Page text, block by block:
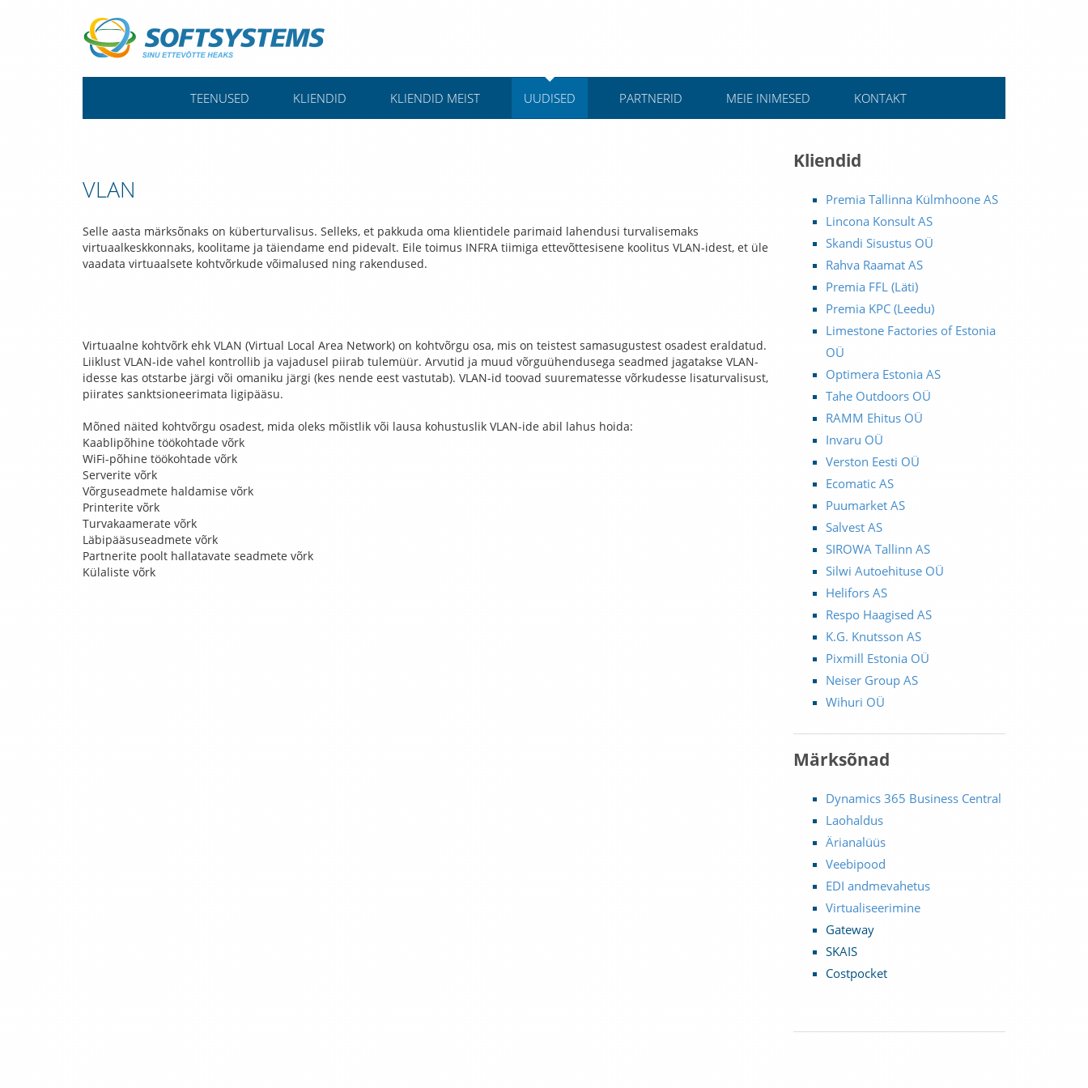
TEENUSED KLIENDID KLIENDID MEIST UUDISED PARTNERID MEIE INIMESED KONTAKT
VLAN
Selle aasta märksõnaks on küberturvalisus. Selleks, et pakkuda oma klientidele parimaid lahendusi turvalisemaks
virtuaalkeskkonnaks, koolitame ja täiendame end pidevalt. Eile toimus INFRA tiimiga ettevõttesisene koolitus VLAN-idest, et üle
vaadata virtuaalsete kohtvõrkude võimalused ning rakendused.
Virtuaalne kohtvõrk ehk VLAN (Virtual Local Area Network) on kohtvõrgu osa, mis on teistest samasugustest osadest eraldatud.
Liiklust VLAN-ide vahel kontrollib ja vajadusel piirab tulemüür. Arvutid ja muud võrguühendusega seadmed jagatakse VLAN-
idesse kas otstarbe järgi või omaniku järgi (kes nende eest vastutab). VLAN-id toovad suurematesse võrkudesse lisaturvalisust,
piirates sanktsioneerimata ligipääsu.
Mõned näited kohtvõrgu osadest, mida oleks mõistlik või lausa kohustuslik VLAN-ide abil lahus hoida:
Kaablipõhine töökohtade võrk
WiFi-põhine töökohtade võrk
Serverite võrk
Võrguseadmete haldamise võrk
Printerite võrk
Turvakaamerate võrk
Läbipääsuseadmete võrk
Partnerite poolt hallatavate seadmete võrk
Külaliste võrk
Kliendid
Premia Tallinna Külmhoone AS
Lincona Konsult AS
Skandi Sisustus OÜ
Rahva Raamat AS
Premia FFL (Läti)
Premia KPC (Leedu)
Limestone Factories of Estonia
OÜ
Optimera Estonia AS
Tahe Outdoors OÜ
RAMM Ehitus OÜ
Invaru OÜ
Verston Eesti OÜ
Ecomatic AS
Puumarket AS
Salvest AS
SIROWA Tallinn AS
Silwi Autoehituse OÜ
Helifors AS
Respo Haagised AS
K.G. Knutsson AS
Pixmill Estonia OÜ
Neiser Group AS
Wihuri OÜ
Märksõnad
Dynamics 365 Business Central
Laohaldus
Ärianalüüs
Veebipood
EDI andmevahetus
Virtualiseerimine
Gateway
SKAIS
Costpocket